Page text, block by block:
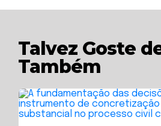
Talvez Goste
Também